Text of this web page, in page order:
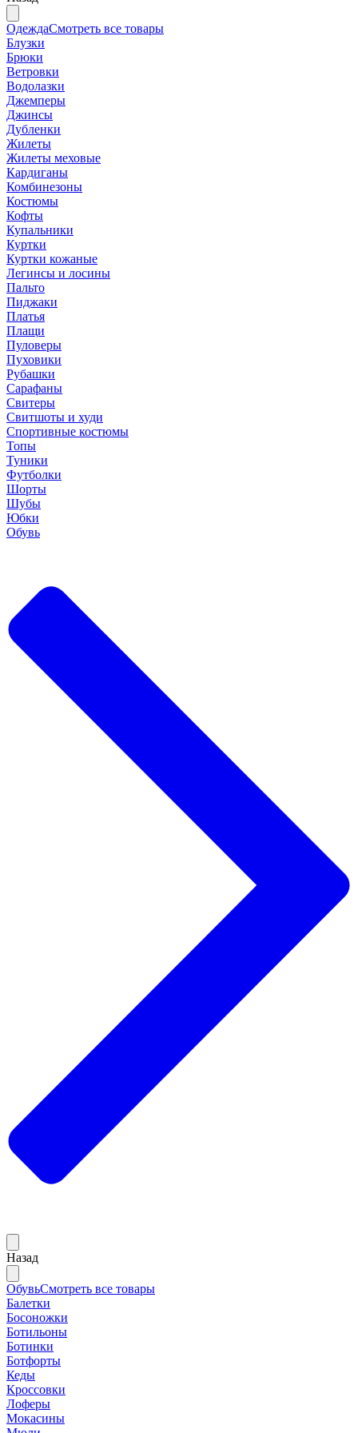
ОдеждаСмотреть все товары
Блузки
Брюки
Ветровки
Водолазки
Джемперы
Джинсы
Дубленки
Жилеты
Жилеты меховые
Кардиганы
Комбинезоны
Костюмы
Кофты
Купальники
Куртки
Куртки кожаные
Легинсы и лосины
Пальто
Пиджаки
Платья
Плащи
Пуловеры
Пуховики
Рубашки
Сарафаны
Свитеры
Свитшоты и худи
Спортивные костюмы
Топы
Туники
Футболки
Шорты
Шубы
Юбки
Обувь
Назад
ОбувьСмотреть все товары
Балетки
Босоножки
Ботильоны
Ботинки
Ботфорты
Кеды
Кроссовки
Лоферы
Мокасины